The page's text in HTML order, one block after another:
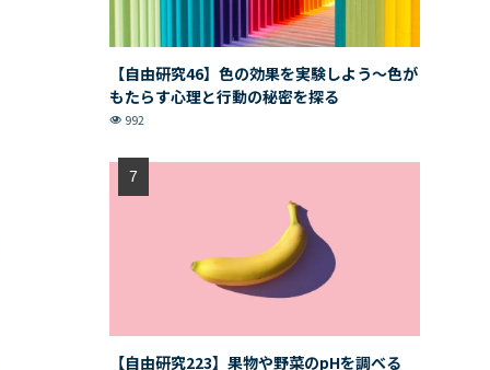
【自由研究46】色の効果を実験しよう〜色が
もたらす心理と行動の秘密を探る
992
【自由研究223】果物や野菜のpHを調べる